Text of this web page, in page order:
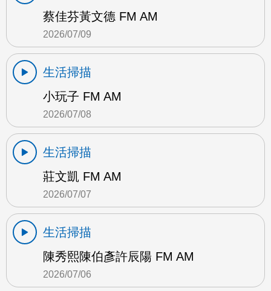
蔡佳芬黃文德 FM AM
2026/07/09
生活掃描
小玩子 FM AM
2026/07/08
生活掃描
莊文凱 FM AM
2026/07/07
生活掃描
陳秀熙陳伯彥許辰陽 FM AM
2026/07/06